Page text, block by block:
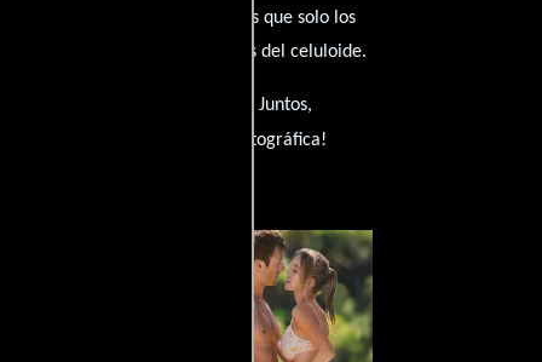
y compartan esas joyas ocultas que solo los
insuperable para los amantes del celuloide.
¡Hágannoslo saber! Juntos,
crecer la magia cinematográfica!